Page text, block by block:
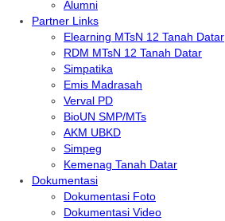
Alumni
Partner Links
Elearning MTsN 12 Tanah Datar
RDM MTsN 12 Tanah Datar
Simpatika
Emis Madrasah
Verval PD
BioUN SMP/MTs
AKM UBKD
Simpeg
Kemenag Tanah Datar
Dokumentasi
Dokumentasi Foto
Dokumentasi Video